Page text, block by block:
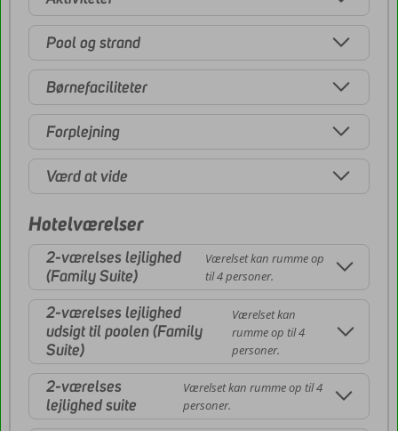
Pool og strand
Børnefaciliteter
Forplejning
Værd at vide
Hotelværelser
2-værelses lejlighed
(Family Suite)
Værelset kan rumme op
til 4 personer.
2-værelses lejlighed
udsigt til poolen (Family
Suite)
Værelset kan
rumme op til 4
personer.
2-værelses
lejlighed suite
Værelset kan rumme op til 4
personer.